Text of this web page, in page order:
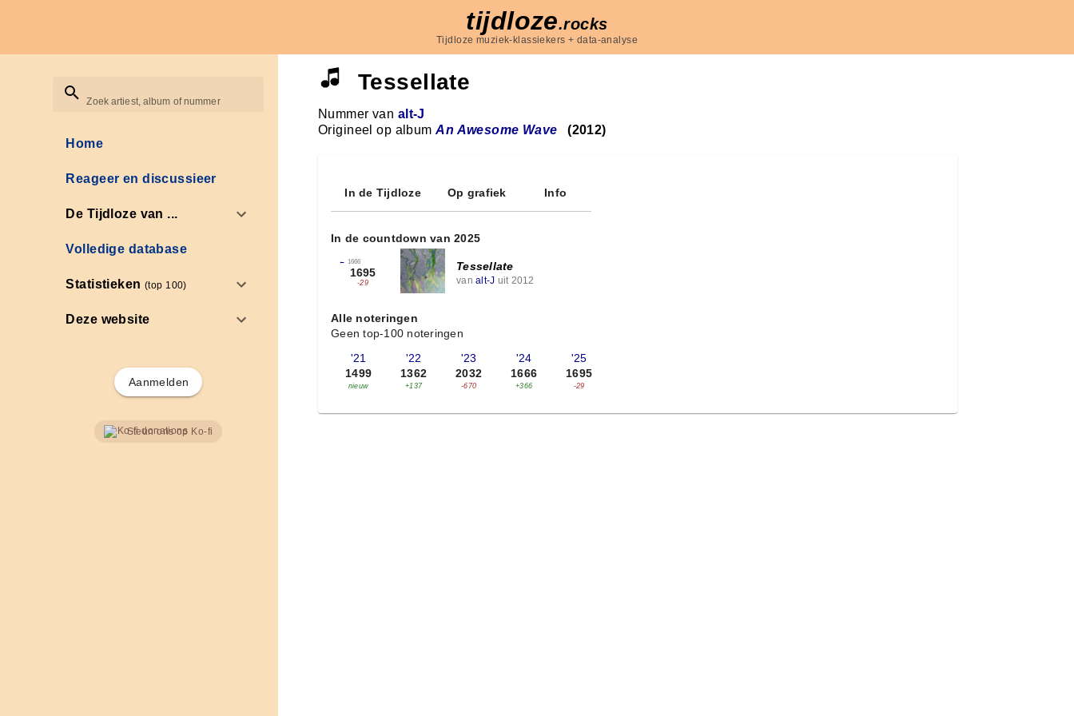
tijdloze.rocks
Tijdloze muziek-klassiekers + data-analyse
Zoek artiest, album of nummer
Home
Reageer en discussieer
De Tijdloze van ...
Volledige database
Statistieken(top 100)
Deze website
Aanmelden
Steun ons op Ko-fi
Tessellate
Nummer van alt-J
Origineel op albumAn Awesome Wave (2012)
In de Tijdloze Op grafiek Info
In de countdown van 2025
← 1666
1695
-29
Tessellate
van alt-J uit 2012
Alle noteringen
Geen top-100 noteringen
'21
1499
nieuw
'22
1362
+137
'23
2032
-670
'24
1666
+366
'25
1695
-29